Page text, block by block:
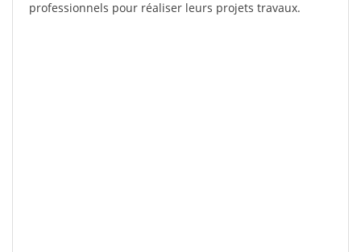
professionnels pour réaliser leurs projets travaux.